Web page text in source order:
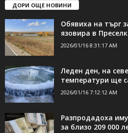
ДОРИ ОЩЕ НОВИНИ
Обявиха на търг
язовира в
2026/01/16 8:31:17 AM
Леден ден, на
температури ще
2026/01/16 7:12:12 AM
Разпродадоха
за близо 209 000